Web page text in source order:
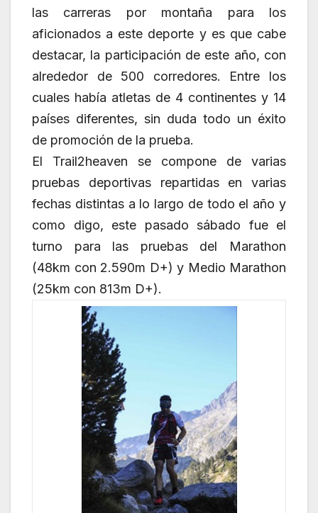
las carreras por montaña para los
aficionados a este deporte y es que cabe
destacar, la participación de este año, con
alrededor de 500 corredores. Entre los
cuales había atletas de 4 continentes y 14
países diferentes, sin duda todo un éxito
de promoción de la prueba.
El Trail2heaven se compone de varias
pruebas deportivas repartidas en varias
fechas distintas a lo largo de todo el año y
como digo, este pasado sábado fue el
turno para las pruebas del Marathon
(48km con 2.590m D+) y Medio Marathon
(25km con 813m D+).